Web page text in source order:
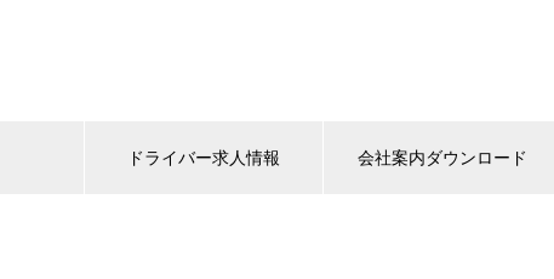
ドライバー求人情報 会社案内ダウンロード